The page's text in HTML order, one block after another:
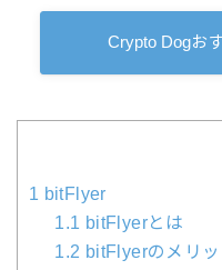
Crypto Dogお
1 bitFlyer
1.1 bitFlyerとは
1.2 bitFlyerのメリッ